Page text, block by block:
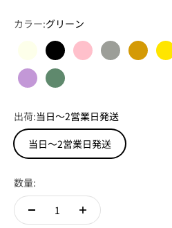
カラー:グリーン
アイボリー
ブラックピンクオートミール
シャン
パープルミッドナイトグリーン
出荷:当日～2営業日発送
当日～2営業日発送
数量: